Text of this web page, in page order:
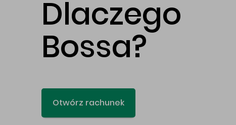
Dlaczego
Bossa?
Otwórz rachunek